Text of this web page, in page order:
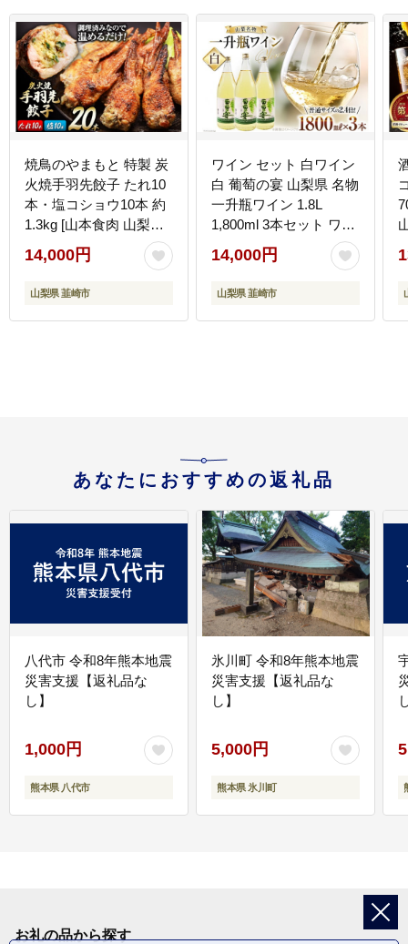
焼鳥のやまもと 特製 炭
火焼手羽先餃子 たれ10
本・塩コショウ10本 約
1.3kg [山本食肉 山梨県
韮崎市 20743412] 手羽
先餃子 手羽餃子 手羽先
餃子 鶏肉 チキン おかず
も コラーゲン かんたん
14,000円
山梨県 韮崎市
ワイン セット 白ワイン
白 葡萄の宴 山梨県 名物
一升瓶ワイン 1.8L
1,800ml 3本セット ワイ
ン わいん やや辛口 辛口
山梨 お酒 酒 宅飲み 一
升瓶 山梨 晩酌 葡萄酒
梨県 韮崎市 20743108]
14,000円
山梨県 韮崎市
あなたにおすすめの返礼品
八代市 令和8年熊本地震
災害支援【返礼品な
し】
1,000円
熊本県 八代市
氷川町 令和8年熊本地震
災害支援【返礼品な
し】
5,000円
熊本県 氷川町
お礼の品から探す